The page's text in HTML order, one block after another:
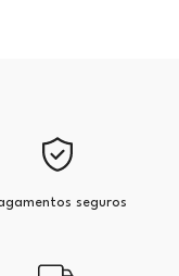
seguros